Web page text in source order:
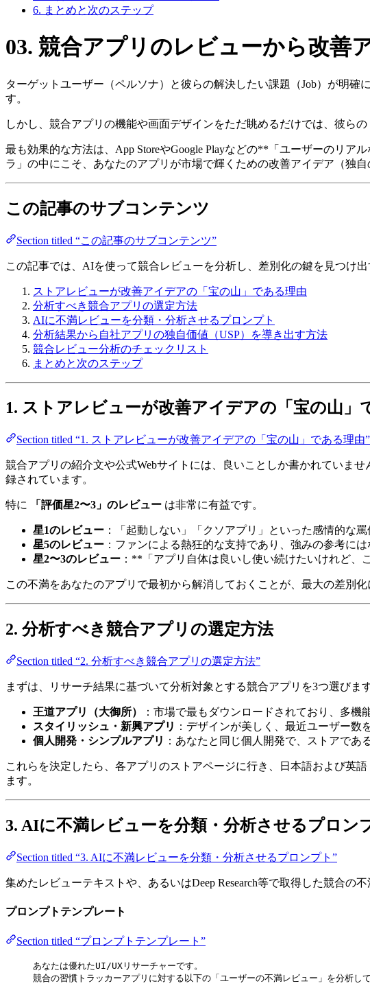
6. まとめと次のステップ
03. 競合アプリのレビューから改善
ターゲットユーザー（ペルソナ）と彼らの解決したい課題（Job）が明確
す。
しかし、競合アプリの機能や画面デザインをただ眺めるだけでは、彼らの
最も効果的な方法は、App StoreやGoogle Playなどの**「ユーザーのリ
ラ」の中にこそ、あなたのアプリが市場で輝くための改善アイデア（独自
この記事のサブコンテンツ
Section titled “この記事のサブコンテンツ”
この記事では、AIを使って競合レビューを分析し、差別化の鍵を見つけ出
ストアレビューが改善アイデアの「宝の山」である理由
分析すべき競合アプリの選定方法
AIに不満レビューを分類・分析させるプロンプト
分析結果から自社アプリの独自価値（USP）を導き出す方法
競合レビュー分析のチェックリスト
まとめと次のステップ
1. ストアレビューが改善アイデアの「宝の山」
Section titled “1. ストアレビューが改善アイデアの「宝の山」である理由”
競合アプリの紹介文や公式Webサイトには、良いことしか書かれていま
録されています。
特に 「評価星2〜3」のレビュー は非常に有益です。
星1のレビュー ：「起動しない」「クソアプリ」といった感情的な
星5のレビュー ：ファンによる熱狂的な支持であり、強みの参考に
星2〜3のレビュー ：**「アプリ自体は良いし使い続けたいけれど、
この不満をあなたのアプリで最初から解消しておくことが、最大の差別化
2. 分析すべき競合アプリの選定方法
Section titled “2. 分析すべき競合アプリの選定方法”
まずは、リサーチ結果に基づいて分析対象とする競合アプリを3つ選びます
王道アプリ（大御所）
：市場で最もダウンロードされており、多機
スタイリッシュ・新興アプリ ：デザインが美しく、最近ユーザー数
個人開発・シンプルアプリ ：あなたと同じ個人開発で、ストアであ
これらを決定したら、各アプリのストアページに行き、日本語および英
ます。
3. AIに不満レビューを分類・分析させるプロン
Section titled “3. AIに不満レビューを分類・分析させるプロンプト”
集めたレビューテキストや、あるいはDeep Research等で取得した競合の
プロンプトテンプレート
Section titled “プロンプトテンプレート”
あなたは優れたUI/UXリサーチャーです。
競合の習慣トラッカーアプリに対する以下の「ユーザーの不満レビュー」を分析して